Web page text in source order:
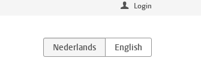
Login